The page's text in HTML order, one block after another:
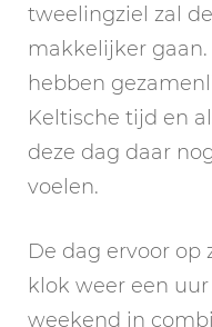
tweelingziel zal
makkelijker
hebben
Keltische tijd en
deze dag daar
voelen.
De dag ervoor op
klok weer een
weekend in